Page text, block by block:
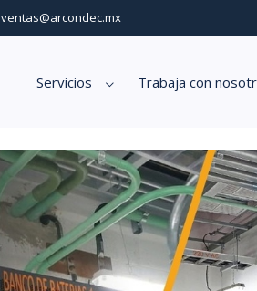
ventas@arcondec.mx
Servicios Trabaja con